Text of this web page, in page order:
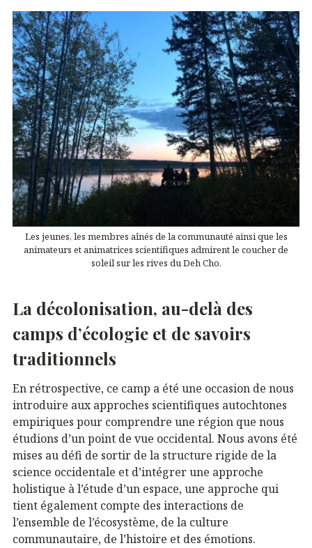
Les jeunes, les membres aînés de la communauté ainsi que les
animateurs et animatrices scientifiques admirent le coucher de
soleil sur les rives du Deh Cho.
La décolonisation, au-delà des
camps d’écologie et de savoirs
traditionnels
En rétrospective, ce camp a été une occasion de nous
introduire aux approches scientifiques autochtones
empiriques pour comprendre une région que nous
étudions d’un point de vue occidental. Nous avons été
mises au défi de sortir de la structure rigide de la
science occidentale et d’intégrer une approche
holistique à l’étude d’un espace, une approche qui
tient également compte des interactions de
l’ensemble de l’écosystème, de la culture
communautaire, de l’histoire et des émotions.